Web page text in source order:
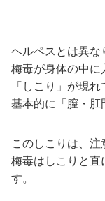
ヘルペスとは異な
梅毒が身体の中に
「しこり」が現
基本的に「膣・肛
このしこりは、注
梅毒はしこりと直
す。